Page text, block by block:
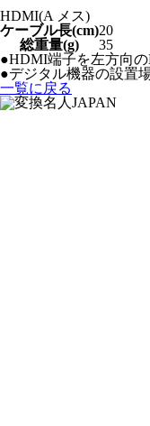
HDMI(A メス)
ケーブル長(cm)20
総重量(g)
35
●HDMI端子を左方向
●デジタル機器の設置
一覧に戻る